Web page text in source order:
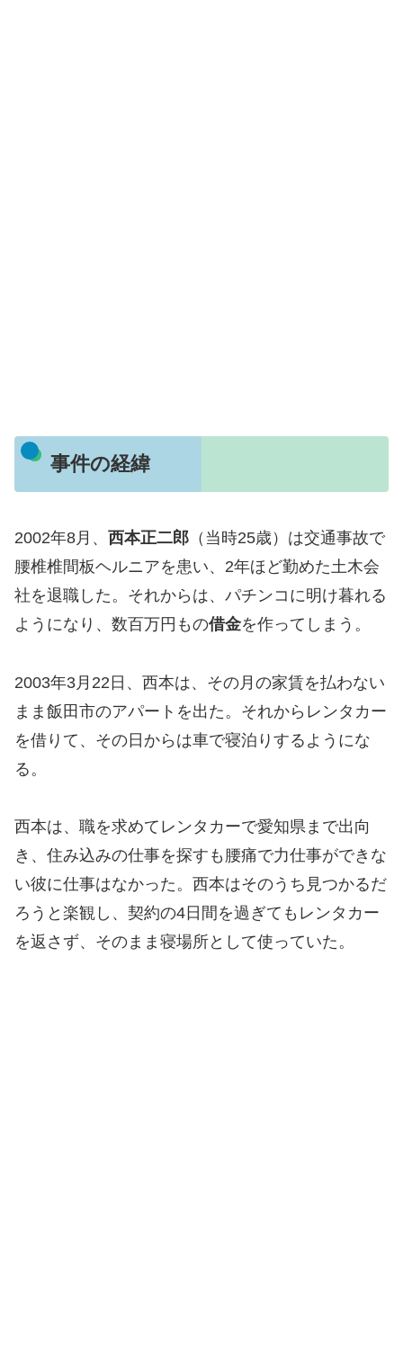
事件の経緯
2002年8月、 西本正二郎 （当時25歳）は交通事故で
腰椎椎間板ヘルニアを患い、2年ほど勤めた土木会
社を退職した。それからは、パチンコに明け暮れる
ようになり、数百万円もの借金を作ってしまう。
2003年3月22日、西本は、その月の家賃を払わない
まま飯田市のアパートを出た。それからレンタカー
を借りて、その日からは車で寝泊りするようにな
る。
西本は、職を求めてレンタカーで愛知県まで出向
き、住み込みの仕事を探すも腰痛で力仕事ができな
い彼に仕事はなかった。西本はそのうち見つかるだ
ろうと楽観し、契約の4日間を過ぎてもレンタカー
を返さず、そのまま寝場所として使っていた。